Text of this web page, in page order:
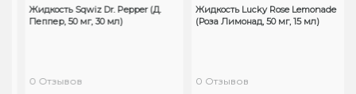
Жидкость Sqwiz Dr. Pepper (Д.
Пеппер, 50 мг, 30 мл)
0 Отзывов
Жидкость Lucky Rose Lemonade
(Роза Лимонад, 50 мг, 15 мл)
0 Отзывов